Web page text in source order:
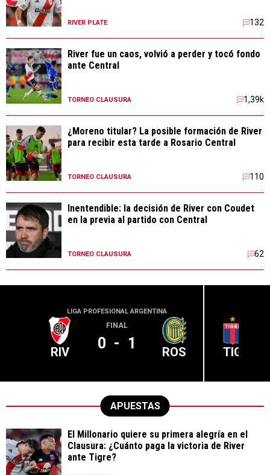
RIVER PLATE 132
River fue un caos, volvió a perder y tocó fondo
ante Central
TORNEO CLAUSURA 1,39k
¿Moreno titular? La posible formación de River
para recibir esta tarde a Rosario Central
TORNEO CLAUSURA 110
Inentendible: la decisión de River con Coudet
en la previa al partido con Central
TORNEO CLAUSURA 62
LIGA PROFESIONAL ARGENTINA
RIV
FINAL
0 - 1 ROS TIG
APUESTAS
El Millonario quiere su primera alegría en el
Clausura: ¿Cuánto paga la victoria de River
ante Tigre?